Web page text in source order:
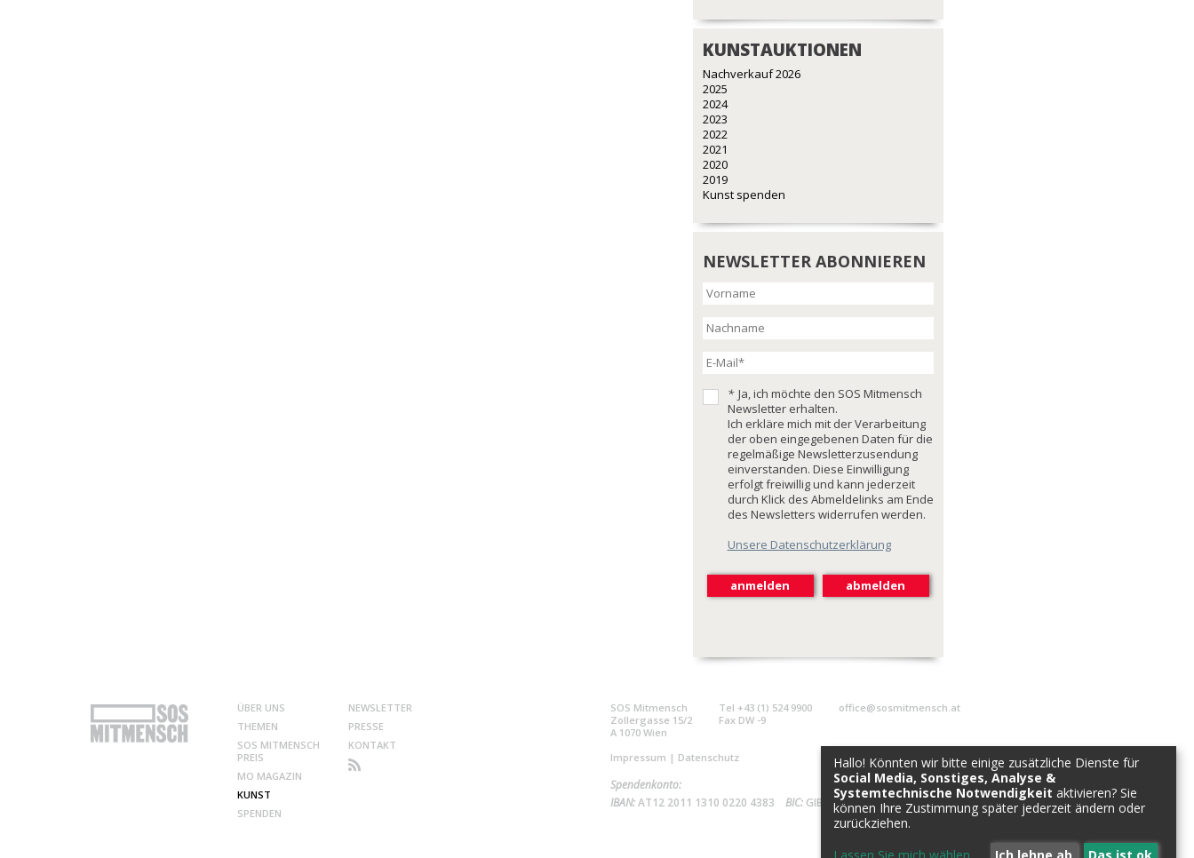
KUNSTAUKTIONEN
Nachverkauf 2026
2025
2024
2023
2022
2021
2020
2019
Kunst spenden
NEWSLETTER ABONNIEREN
* Ja, ich möchte den SOS Mitmensch
Newsletter erhalten.
Ich erkläre mich mit der Verarbeitung
der oben eingegebenen Daten für die
regelmäßige Newsletterzusendung
einverstanden. Diese Einwilligung
erfolgt freiwillig und kann jederzeit
durch Klick des Abmeldelinks am Ende
des Newsletters widerrufen werden.
Unsere Datenschutzerklärung
ÜBER UNS
THEMEN
SOS MITMENSCH
PREIS
MO MAGAZIN
KUNST
SPENDEN
NEWSLETTER
PRESSE
KONTAKT
SOS Mitmensch
Zollergasse 15/2
A 1070 Wien
Tel +43 (1) 524 9900
Fax DW -9
office@sosmitmensch.at
Impressum | Datenschutz
Spendenkonto:
IBAN:AT12 2011 1310 0220 4383 BIC: GIBAATWWXXX
Hallo! Könnten wir bitte einige zusätzliche Dienste für
Social Media, Sonstiges, Analyse &
Systemtechnische Notwendigkeit aktivieren? Sie
können Ihre Zustimmung später jederzeit ändern oder
zurückziehen.